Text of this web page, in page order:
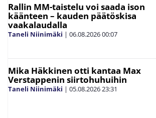
Rallin MM-taistelu voi saada ison
käänteen – kauden päätöskisa
vaakalaudalla
Taneli Niinimäki | 06.08.202600:07
Mika Häkkinen otti kantaa Max
Verstappenin siirtohuhuihin
Taneli Niinimäki | 05.08.202623:31